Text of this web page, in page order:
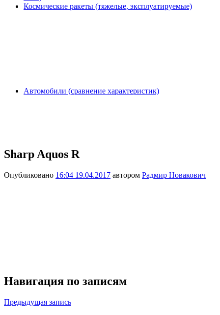
Космические ракеты (тяжелые, эксплуатируемые)
Автомобили (сравнение характеристик)
Sharp Aquos R
Опубликовано 16:04 19.04.2017 автором Радмир Новакович
Навигация по записям
Предыдущая запись